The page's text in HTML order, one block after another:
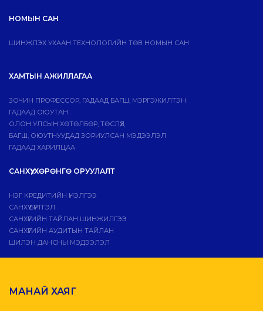
НОМЫН САН
ШИНЖЛЭХ УХААН ТЕХНОЛОГИЙН ТӨВ НОМЫН САН
ХАМТЫН АЖИЛЛАГАА
ЗОЧИН ПРОФЕССОР, ГАДААД БАГШ, МЭРГЭЖИЛТЭН
ГАДААД ОЮУТАН
ОЛОН УЛСЫН ХӨТӨЛБӨР, ТӨСЛҮҮД
БАГШ, ОЮУТНУУДАД ЗОРИУЛСАН МЭДЭЭЛЭЛ
ГАДААД ХАРИЛЦАА
САНХҮҮ, ХӨРӨНГӨ ОРУУЛАЛТ
НЭГ КРЕДИТИЙН ҮНЭЛГЭЭ
САНХҮҮ БҮРТГЭЛ
САНХҮҮГИЙН ТАЙЛАН ШИНЖИЛГЭЭ
САНХҮҮГИЙН АУДИТЫН ТАЙЛАН
ШИЛЭН ДАНСНЫ МЭДЭЭЛЭЛ
МАНАЙ ХАЯГ